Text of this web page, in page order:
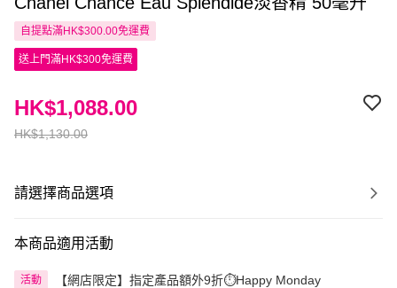
自提點滿HK$300.00免運費
送上門滿HK$300免運費
HK$1,130.00
HK$1,088.00
請選擇商品選項
本商品適用活動
活動 【網店限定】指定產品額外9折⏱️Happy Monday